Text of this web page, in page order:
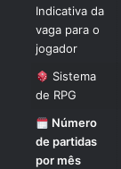
Indicativa da
vaga para o
jogador
Sistema
de RPG
Número
de partidas
por mês